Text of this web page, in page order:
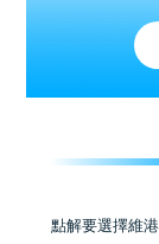
點解要選擇維